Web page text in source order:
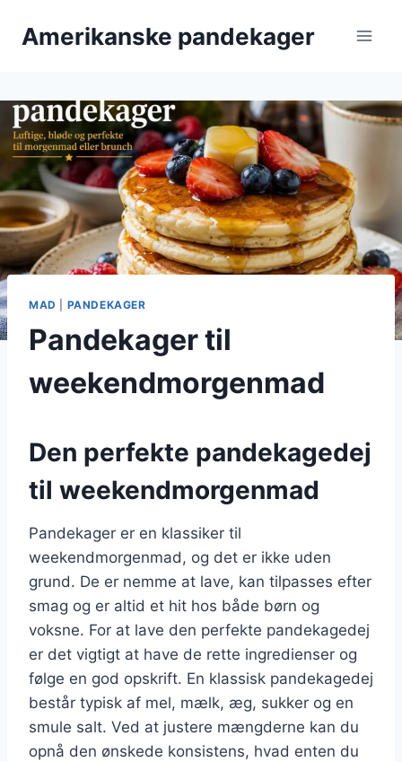
Amerikanske pandekager
MAD PANDEKAGER
Pandekager til
weekendmorgenmad
Den perfekte pandekagedej
til weekendmorgenmad
Pandekager er en klassiker til
weekendmorgenmad, og det er ikke uden
grund. De er nemme at lave, kan tilpasses efter
smag og er altid et hit hos både børn og
voksne. For at lave den perfekte pandekagedej
er det vigtigt at have de rette ingredienser og
følge en god opskrift. En klassisk pandekagedej
består typisk af mel, mælk, æg, sukker og en
smule salt. Ved at justere mængderne kan du
opnå den ønskede konsistens, hvad enten du